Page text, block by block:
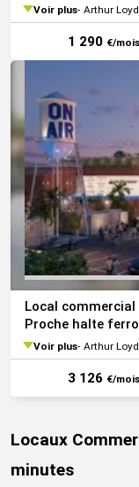
Voir plus Arthur
1 290 €/mois
Local
Proche halte
Voir plus Arthur
3 126 €/mois
Locaux
minutes